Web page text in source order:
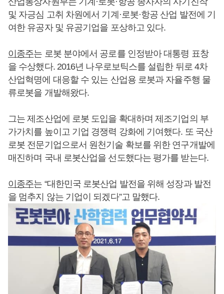
및 자긍심 고취 차원에서 기계·로봇·항공 산업 발전에 기
여한 유공자 및 유공기업을 포상하고 있다.
이종주는 로봇 분야에서 공로를 인정받아 대통령 표창
을 수상했다. 2016년 나우로보틱스를 설립한 뒤로 4차
산업혁명에 대응할 수 있는 산업용 로봇과 자율주행 물
류로봇을 개발해왔다.
그는 제조산업에 로봇 도입을 확대하며 제조기업의 부
가가치를 높이고 기업 경쟁력 강화에 기여했다. 또 국산
로봇 전문기업으로서 원천기술 확보를 위한 연구개발에
매진하며 국내 로봇산업을 선도했다는 평가를 받는다.
이종주는 “대한민국 로봇산업 발전을 위해 성장과 발전
을 멈추지 않는 기업이 되겠다”고 말했다.